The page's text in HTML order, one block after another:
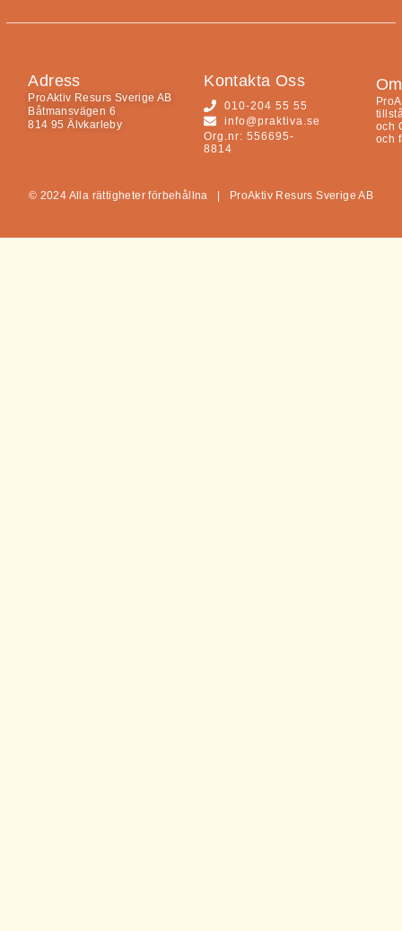
Adress
ProAktiv Resurs Sverige AB
Båtmansvägen 6
814 95 Älvkarleby
Kontakta Oss
010-204 55 55
info@praktiva.se
Org.nr: 556695-
8814
och
och
© 2024 Alla rättigheter förbehållna | ProAktivResurs Sverige AB